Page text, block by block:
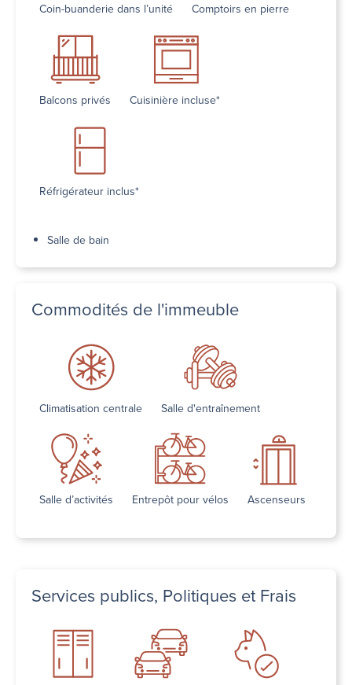
Coin-buanderie dans l’unité Comptoirs en pierre
Balcons privés Cuisinière incluse*
Réfrigérateur inclus*
Salle de bain
Commodités de l'immeuble
Climatisation centrale Salle d'entraînement
Salle d’activités Entrepôt pour vélos Ascenseurs
Services publics, Politiques et Frais